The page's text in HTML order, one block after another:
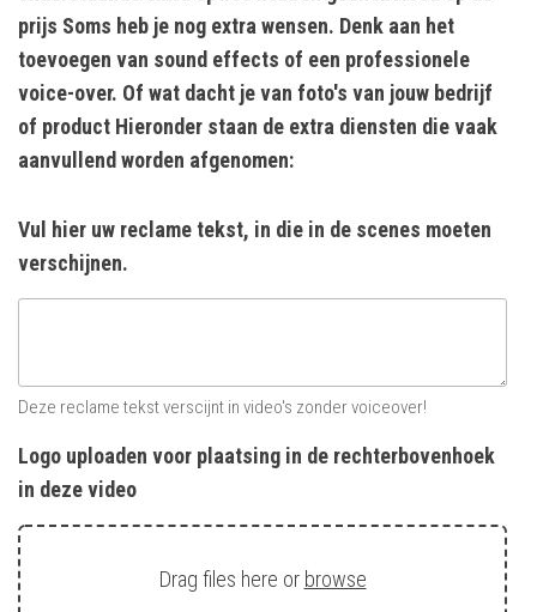
prijs Soms heb je nog extra wensen. Denk aan het
toevoegen van sound effects of een professionele
voice-over. Of wat dacht je van foto's van jouw bedrijf
of product Hieronder staan de extra diensten die vaak
aanvullend worden afgenomen:
Vul hier uw reclame tekst, in die in de scenes moeten
verschijnen.
Deze reclame tekst verscijnt in video's zonder voiceover!
Logo uploaden voor plaatsing in de rechterbovenhoek
in deze video
Drag files here or browse